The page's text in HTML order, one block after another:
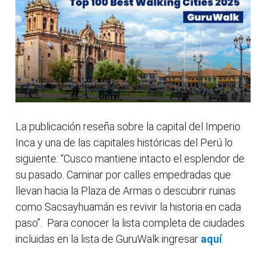
La publicación reseña sobre la capital del Imperio
Inca y una de las capitales históricas del Perú lo
siguiente: “Cusco mantiene intacto el esplendor de
su pasado. Caminar por calles empedradas que
llevan hacia la Plaza de Armas o descubrir ruinas
como Sacsayhuamán es revivir la historia en cada
paso”. Para conocer la lista completa de ciudades
incluidas en la lista de GuruWalk ingresar aquí.